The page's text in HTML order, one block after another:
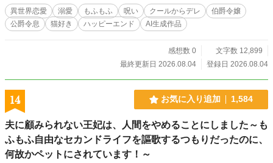
た「誓いのキス」を交わしたことで、突如呪いが解け、レインハルトは社交界随
一の超絶美形へと戻ってしまう。 最愛の「モフモフ」を失って絶望するミリア
に対し、嫉妬混じりのレインハルトは甘い「おしおき（情熱的なキス）」で彼女
異世界恋愛 溺愛 もふもふ 呪い クールからデレ
伯爵令嬢
公爵令息
猫好き ハッピーエンド AI生成作品
感想数 0
文字数 12,899
最終更新日 2026.08.04
登録日 2026.08.04
14 お気に入り追加 1,584
夫に顧みられない王妃は、人間をやめることにしました～も
ふもふ自由なセカンドライフを謳歌するつもりだったのに、
何故かペットにされています！～